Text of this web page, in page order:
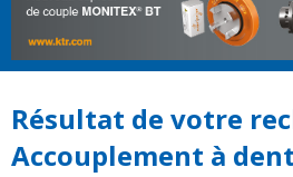
Résultat de votre
Accouplement à